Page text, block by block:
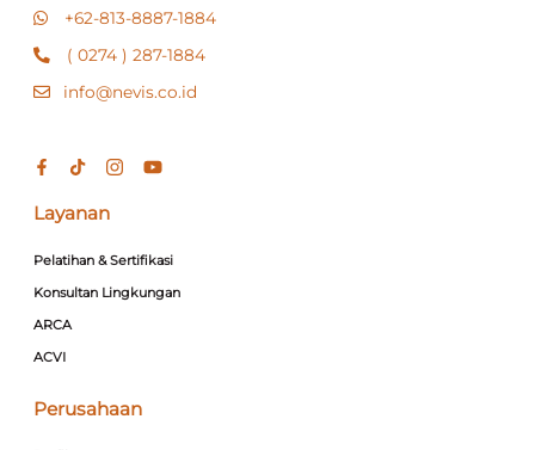
+62-813-8887-1884
( 0274 ) 287-1884
info@nevis.co.id
Layanan
Pelatihan & Sertifikasi
Konsultan Lingkungan
ARCA
ACVI
Perusahaan